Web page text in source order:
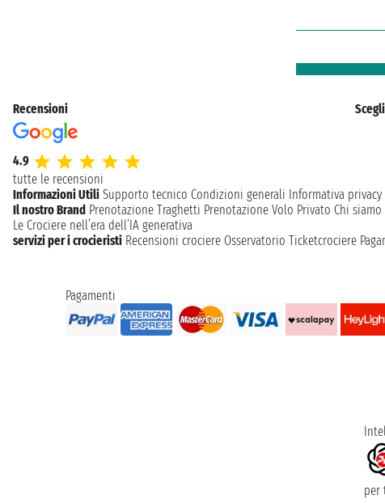
Recensioni
4.9
tutte le recensioni
Informazioni Utili Supporto tecnico Condizioni generali Informativa privacy
Il nostro Brand Prenotazione Traghetti Prenotazione Volo Privato Chi siamo
Le Crociere nell’era dell’IA generativa
servizi per i crocieristi Recensioni crociere Osservatorio Ticketcrociere
Pagamenti
per